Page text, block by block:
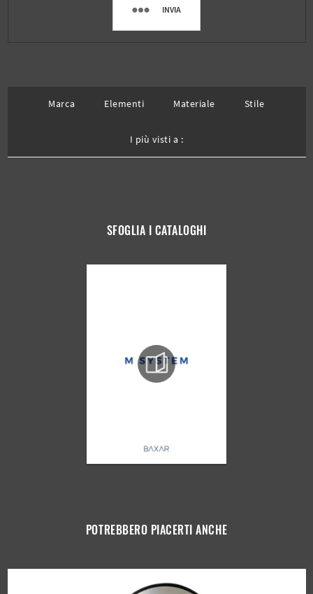
INVIA
Marca Elementi Materiale Stile
I più visti a :
SFOGLIA I CATALOGHI
POTREBBERO PIACERTI ANCHE